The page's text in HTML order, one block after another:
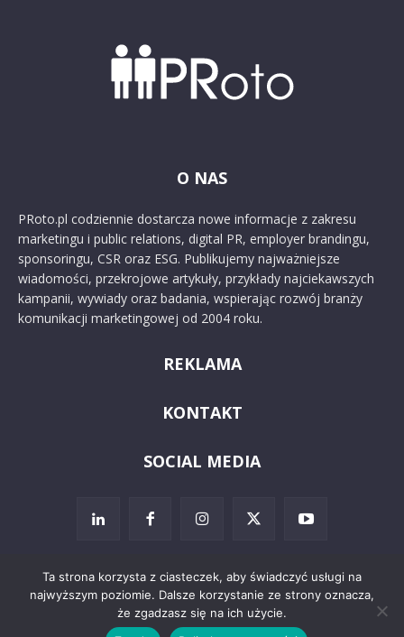
O NAS
PRoto.pl codziennie dostarcza nowe informacje z zakresu
marketingu i public relations, digital PR, employer brandingu,
sponsoringu, CSR oraz ESG. Publikujemy najważniejsze
wiadomości, przekrojowe artykuły, przykłady najciekawszych
kampanii, wywiady oraz badania, wspierając rozwój branży
komunikacji marketingowej od 2004 roku.
REKLAMA
KONTAKT
SOCIAL MEDIA
Ta strona korzysta z ciasteczek, aby świadczyć usługi na
najwyższym poziomie. Dalsze korzystanie ze strony oznacza,
że zgadzasz się na ich użycie.